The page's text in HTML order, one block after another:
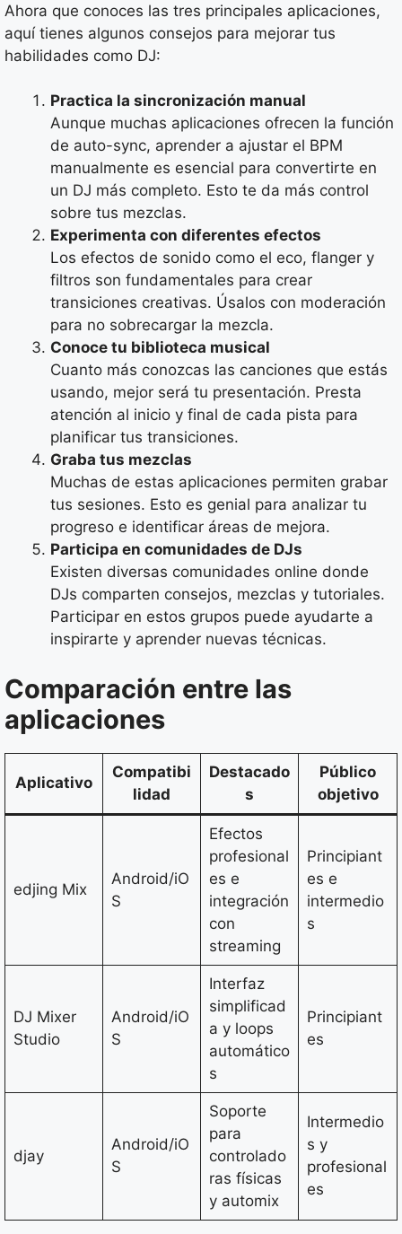
Ahora que conoces las tres principales aplicaciones,
aquí tienes algunos consejos para mejorar tus
habilidades como DJ:
Practica la sincronización manual
Aunque muchas aplicaciones ofrecen la función
de auto-sync, aprender a ajustar el BPM
manualmente es esencial para convertirte en
un DJ más completo. Esto te da más control
sobre tus mezclas.
Experimenta con diferentes efectos
Los efectos de sonido como el eco, flanger y
filtros son fundamentales para crear
transiciones creativas. Úsalos con moderación
para no sobrecargar la mezcla.
Conoce tu biblioteca musical
Cuanto más conozcas las canciones que estás
usando, mejor será tu presentación. Presta
atención al inicio y final de cada pista para
planificar tus transiciones.
Graba tus mezclas
Muchas de estas aplicaciones permiten grabar
tus sesiones. Esto es genial para analizar tu
progreso e identificar áreas de mejora.
Participa en comunidades de DJs
Existen diversas comunidades online donde
DJs comparten consejos, mezclas y tutoriales.
Participar en estos grupos puede ayudarte a
inspirarte y aprender nuevas técnicas.
Comparación entre las
aplicaciones
Aplicativo
Compatibi
lidad
Destacado
s
Público
objetivo
edjing Mix
Android/iO
S
Efectos
profesional
es e
integración
con
streaming
Principiant
es e
intermedio
s
DJ Mixer
Studio
Android/iO
S
Interfaz
simplificad
a y loops
automático
s
Principiant
es
djay
Android/iO
S
Soporte
para
controlado
ras físicas
y automix
Intermedio
s y
profesional
es